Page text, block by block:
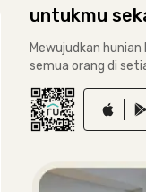
untukmu
Mewujudkan
semua orang di